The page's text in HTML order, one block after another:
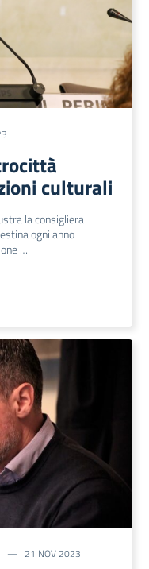
culturali
la consigliera
ogni anno
…
21 NOV 2023